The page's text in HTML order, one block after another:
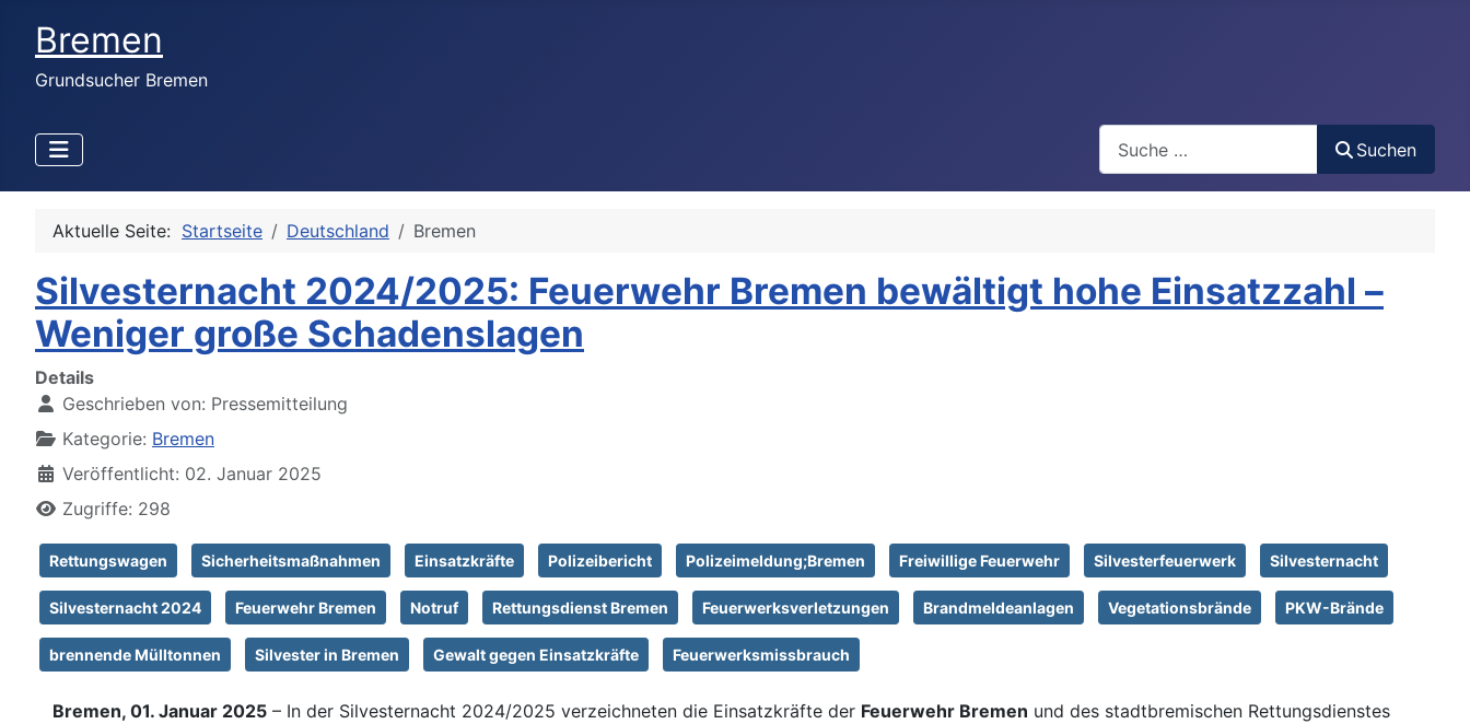
Bremen
Grundsucher Bremen
Suchen
Aktuelle Seite: Startseite Deutschland Bremen
Silvesternacht 2024/2025: Feuerwehr Bremen bewältigt hohe Einsatzzahl –
Weniger große Schadenslagen
Details
Geschrieben von: Pressemitteilung
Kategorie: Bremen
Veröffentlicht: 02. Januar 2025
Zugriffe: 298
Rettungswagen Sicherheitsmaßnahmen Einsatzkräfte Polizeibericht Polizeimeldung;Bremen Freiwillige Feuerwehr Silvesterfeuerwerk Silvesternacht
Silvesternacht 2024 Feuerwehr Bremen Notruf Rettungsdienst Bremen Feuerwerksverletzungen Brandmeldeanlagen Vegetationsbrände PKW-Brände
brennende Mülltonnen Silvester in Bremen Gewalt gegen Einsatzkräfte Feuerwerksmissbrauch
Bremen, 01. Januar 2025 – In der Silvesternacht 2024/2025 verzeichneten die Einsatzkräfte der Feuerwehr Bremen und des stadtbremischen Rettungsdienstes